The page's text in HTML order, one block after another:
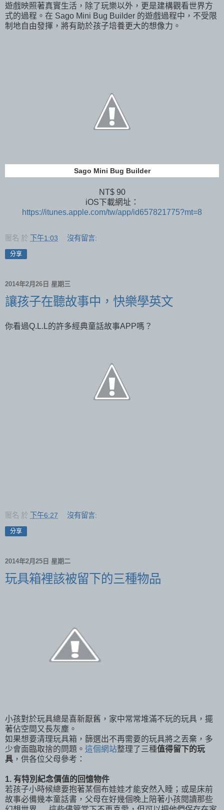
遊戲映照著真實生活，除了玩樂以外，更是建構觀看世界方
式的過程。在 Sago Mini Bug Builder 的遊戲過程中，不受限
制地自由發揮，將有助於孩子培養更大的想像力。
Sago Mini Bug Builder
NT$ 90
iOS下載網址：
https://itunes.apple.com/tw/app/id657821775?mt=8
匿名 於 下午1:03 沒有留言:
分享
2014年2月26日 星期三
讓孩子在聽故事中，快樂學英文
你看過Q.L.L的許多經典童話故事APP嗎？
匿名 於 下午6:27 沒有留言:
分享
2014年2月25日 星期二
玩具箱裡該被留下的三種物品
小孩對於玩具總是喜新厭舊，家中常常堆滿不玩的玩具，擺
著佔空間又長灰塵。
如果想要清理玩具箱，篩選出不再需要的玩具將之丟棄，多
少會面臨取捨的問題。 這個網站整理了三種值得留下的玩
具 ，供各位父母參考：
1. 有特別紀念價值的回憶物件
若孩子小時候總要抱著某個布娃娃才能安然入睡；或是床前
故事必備幾本童話書，父母在好幾個晚上陪著小孩閱讀那些